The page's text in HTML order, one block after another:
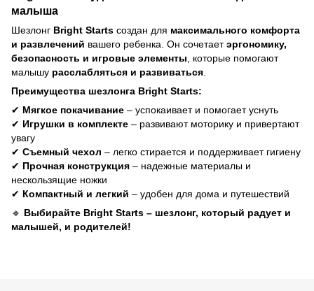
малыша
Шезлонг Bright Starts создан для максимального комфорта
и развлечений вашего ребенка. Он сочетаетэргономику,
безопасность и игровые элементы, которые помогают
малышу расслабляться и развиваться.
Преимущества шезлонга Bright Starts:
✔ Мягкое покачивание – успокаивает и помогает уснуть
✔ Игрушки в комплекте – развивают моторику и привертают
увагу
✔ Съемный чехол – легко стирается и поддерживает гигиену
✔ Прочная конструкция – надежные материалы и
нескользящие ножки
✔ Компактный и легкий – удобен для дома и путешествий
🔹 Выбирайте Bright Starts – шезлонг, который радует и
малышей, и родителей!